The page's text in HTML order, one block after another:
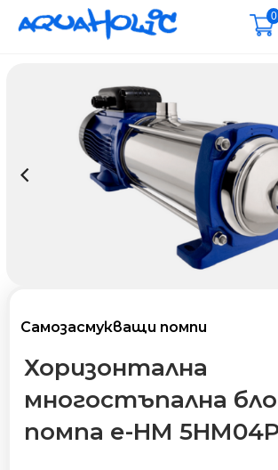
0
Самозасмукващи помпи
Хоризонталнa
многостъпална
помпa е-HM